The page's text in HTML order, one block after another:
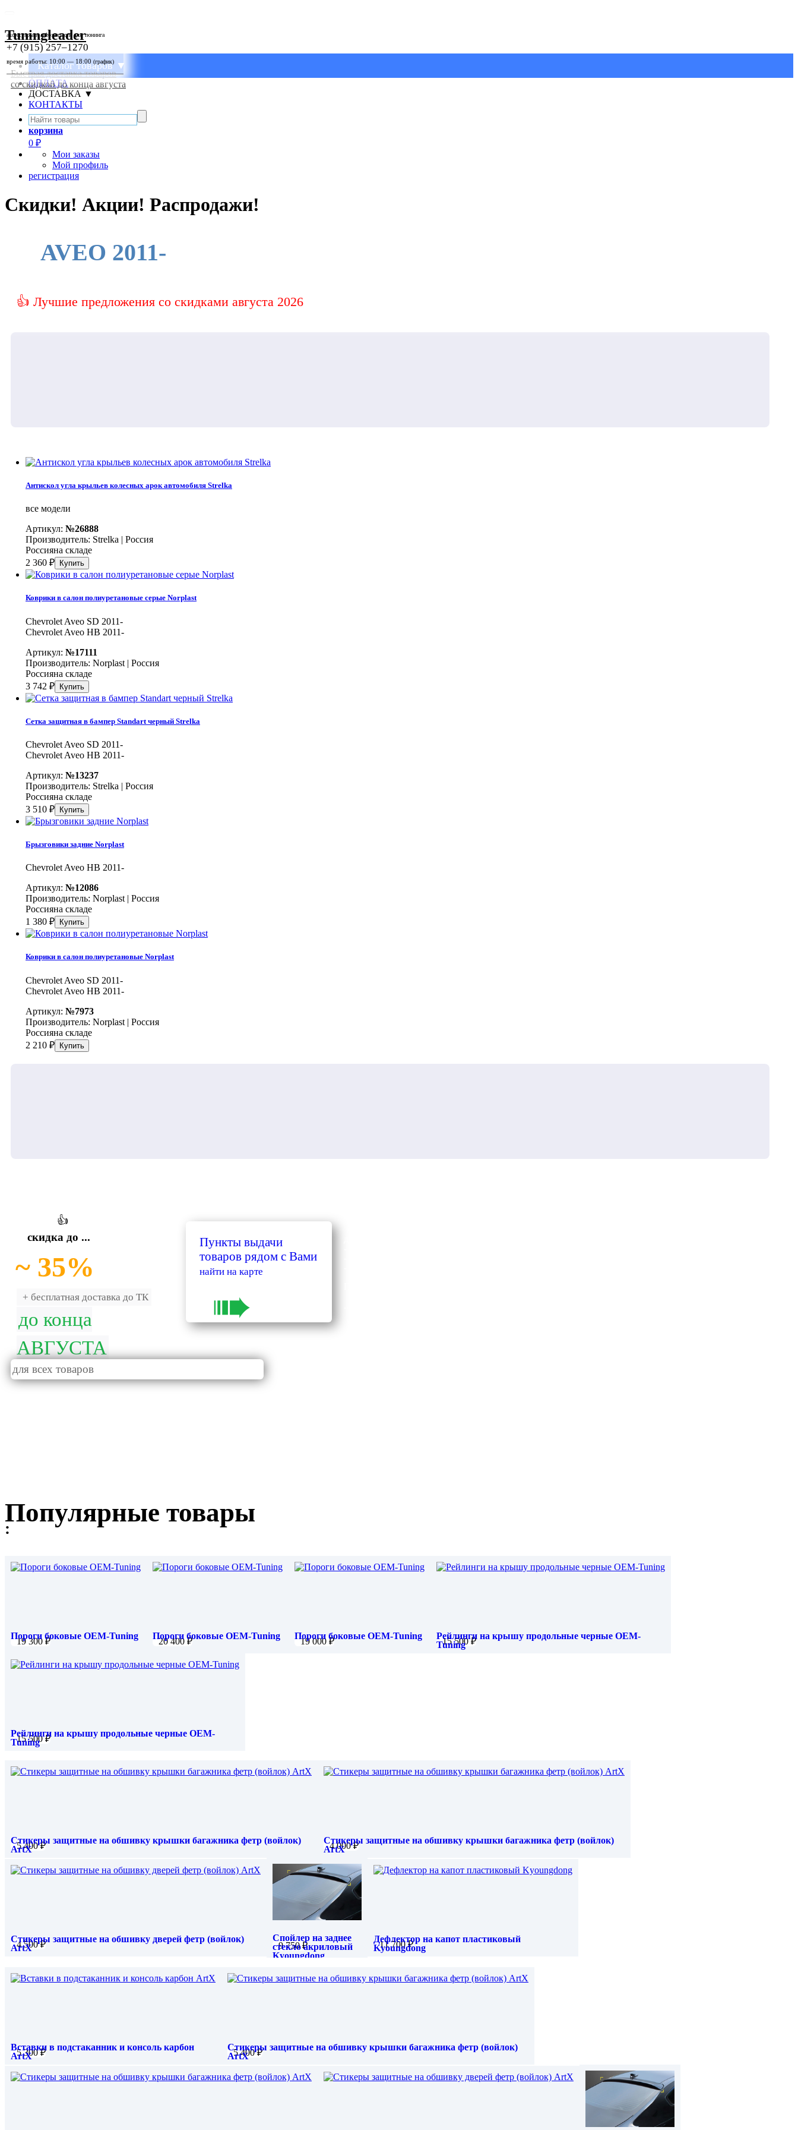
Tuningleader
аксессуары и автозапчасти для тюнинга
+7 (915) 257–1270
время работы: 10:00 — 18:00 (график)
Быстрая доставка товаров
со скидкой до конца августа
Каталог товаров ▼
ОПЛАТА
ДОСТАВКА ▼
КОНТАКТЫ
корзина
0 ₽
Мои заказы
Мой профиль
регистрация
Скидки! Акции! Распродажи!
AVEO 2011-
👍 Лучшие предложения со скидками августа 2026
Антискол угла крыльев колесных арок автомобиля Strelka
все модели
Артикул: №26888
Производитель: Strelka | Россия
Россияна складе
2 360 ₽
Коврики в салон полиуретановые серые Norplast
Chevrolet Aveo SD 2011-
Chevrolet Aveo HB 2011-
Артикул: №17111
Производитель: Norplast | Россия
Россияна складе
3 742 ₽
Сетка защитная в бампер Standart черный Strelka
Chevrolet Aveo SD 2011-
Chevrolet Aveo HB 2011-
Артикул: №13237
Производитель: Strelka | Россия
Россияна складе
3 510 ₽
Брызговики задние Norplast
Chevrolet Aveo HB 2011-
Артикул: №12086
Производитель: Norplast | Россия
Россияна складе
1 380 ₽
Коврики в салон полиуретановые Norplast
Chevrolet Aveo SD 2011-
Chevrolet Aveo HB 2011-
Артикул: №7973
Производитель: Norplast | Россия
Россияна складе
2 210 ₽
👍
скидка до ...
~ 35%
+ бесплатная доставка до ТК
до конца
АВГУСТА
для всех товаров
Пункты выдачи
товаров рядом с Вами
найти на карте
➠
Популярные товары
:
Пороги боковые OEM-Tuning
19 300₽
Пороги боковые OEM-Tuning
20 400₽
Пороги боковые OEM-Tuning
19 000₽
Рейлинги на крышу продольные черные OEM-
Tuning
15 500₽
Рейлинги на крышу продольные черные OEM-
Tuning
LiXiang L7 2022-
15 500₽
Стикеры защитные на обшивку крышки багажника фетр (войлок)
ArtX
5 400₽
Стикеры защитные на обшивку крышки багажника фетр (войлок)
ArtX
KIA Mohave 2008-2016
KIA Mohave FL 2017-2020
4 000₽
Стикеры защитные на обшивку дверей фетр (войлок)
ArtX
KIA Mohave 2008-2016
4 500₽
Спойлер на заднее
стекло акриловый
Kyoungdong
KIA K7 2016-2019
9 750₽
Дефлектор на капот пластиковый
Kyoungdong
KIA Sorento 2021-
11 700₽
Вставки в подстаканник и консоль карбон
ArtX
5 300₽
Стикеры защитные на обшивку крышки багажника фетр (войлок)
ArtX
5 400₽